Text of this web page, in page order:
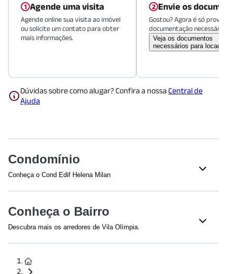
Agende uma visita
Agende online sua visita ao imóvel
ou solicite um contato para obter
mais informações.
Envie os
Gostou? Agora é só
documentação necessária.
Veja os documentos
necessários para
Dúvidas sobre como alugar? Confira a nossa Central de
Ajuda
Condomínio
Conheça o Cond Edif Helena Milan
Conheça o Bairro
Descubra mais os arredores de Vila Olímpia.
Shopping Vila Olímpia
Shopping JK Iguatemi